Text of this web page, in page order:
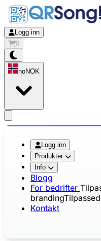
Logg inn
0
noNOK
Logg inn
Produkter
Info
Blogg
For bedrifter
branding
Kontakt